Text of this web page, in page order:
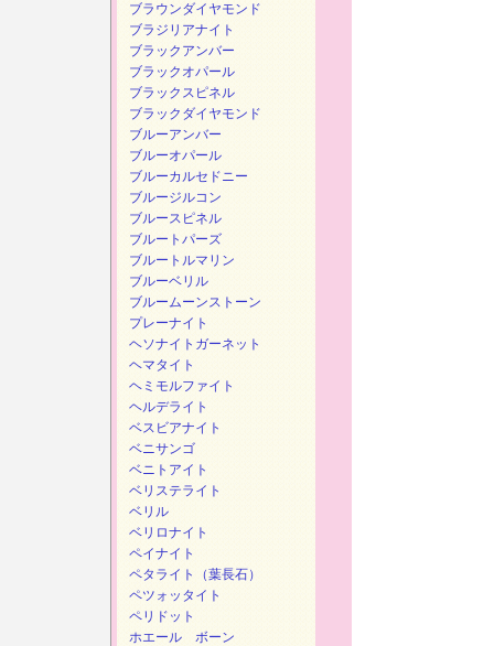
ブラウンダイヤモンド
ブラジリアナイト
ブラックアンバー
ブラックオパール
ブラックスピネル
ブラックダイヤモンド
ブルーアンバー
ブルーオパール
ブルーカルセドニー
ブルージルコン
ブルースピネル
ブルートパーズ
ブルートルマリン
ブルーベリル
ブルームーンストーン
プレーナイト
ヘソナイトガーネット
ヘマタイト
ヘミモルファイト
ヘルデライト
ベスビアナイト
ベニサンゴ
ベニトアイト
ベリステライト
ベリル
ベリロナイト
ペイナイト
ペタライト（葉長石）
ペツォッタイト
ペリドット
ホエール ボーン